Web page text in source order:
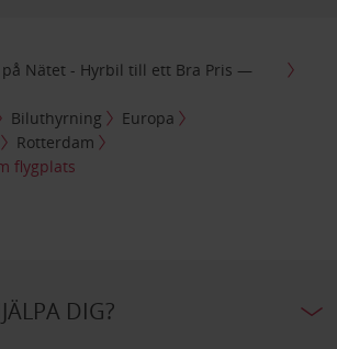
på Nätet - Hyrbil till ett Bra Pris —
Biluthyrning
Europa
Rotterdam
flygplats
DIG?